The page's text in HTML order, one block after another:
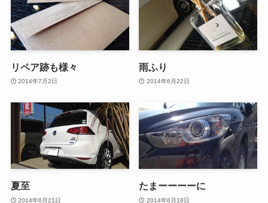
リペア跡も様々
2014年7月2日
雨ふり
2014年6月22日
夏至
2014年6月21日
たまーーーーに
2014年6月18日